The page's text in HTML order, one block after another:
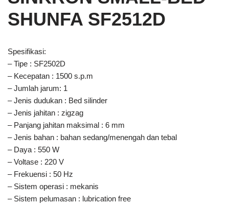
SHUNFA SF2512D
Spesifikasi:
– Tipe : SF2502D
– Kecepatan : 1500 s.p.m
– Jumlah jarum: 1
– Jenis dudukan : Bed silinder
– Jenis jahitan : zigzag
– Panjang jahitan maksimal : 6 mm
– Jenis bahan : bahan sedang/menengah dan tebal
– Daya : 550 W
– Voltase : 220 V
– Frekuensi : 50 Hz
– Sistem operasi : mekanis
– Sistem pelumasan : lubrication free